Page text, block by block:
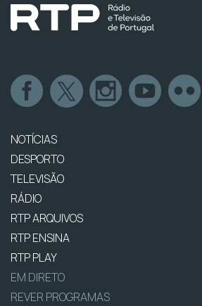
NOTÍCIAS
DESPORTO
TELEVISÃO
RÁDIO
RTP ARQUIVOS
RTP ENSINA
RTP PLAY
EM DIRETO
REVER PROGRAMAS